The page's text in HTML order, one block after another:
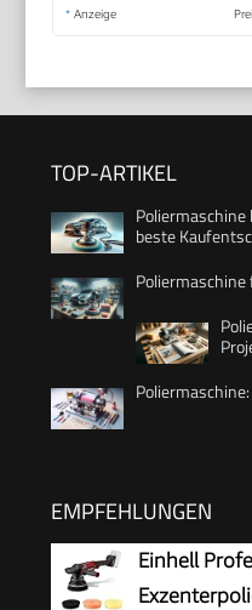
* Anzeige
TOP-ARTIKEL
beste
Poliermaschine
EMPFEHLUNGEN
Einhell